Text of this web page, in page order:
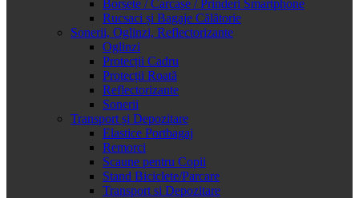
Borsete / Carcase / Prinderi Smartphone
Rucsaci și Bagaje Călătorie
Sonerii, Oglinzi, Reflectorizante
Oglinzi
Protecții Cadru
Protecții Roată
Reflectorizante
Sonerii
Transport și Depozitare
Elastice Portbagaj
Remorci
Scaune pentru Copii
Stand Biciclete/Parcare
Transport si Depozitare